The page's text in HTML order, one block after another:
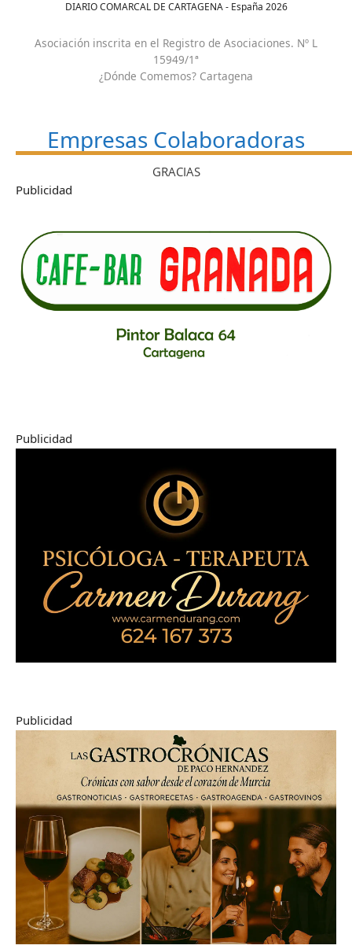
DIARIO COMARCAL DE CARTAGENA - España 2026
Asociación inscrita en el Registro de Asociaciones. Nº L
15949/1ª
¿Dónde Comemos? Cartagena
Empresas Colaboradoras
GRACIAS
Publicidad
Publicidad
Publicidad